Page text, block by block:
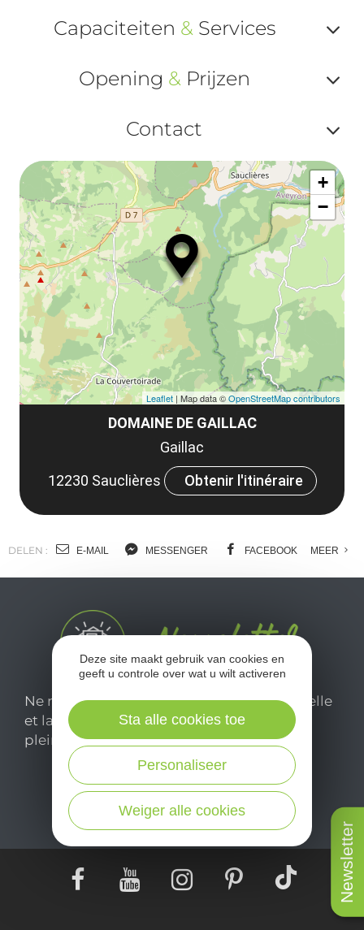
Newsletter
ou
Capaciteiten &Services
ou
Opening &Prijzen
ou
Contact
ou
DOMAINE DE GAILLAC
Gaillac
12230 Sauclières
Obtenir l'itinéraire
+
−
Leaflet | Map data ©OpenStreetMap contributors
DELEN : E-MAIL MESSENGER FACEBOOK MEER
Ne manquez pas notre newsletter mensuelle
et laissez-vous inspirer pour profiter
pleinement de votre séjour en Aveyron.
Je m'abonne ici
Deze site maakt gebruik van cookies en
geeft u controle over wat u wilt activeren
Weiger alle cookies
Personaliseer
Sta alle cookies toe